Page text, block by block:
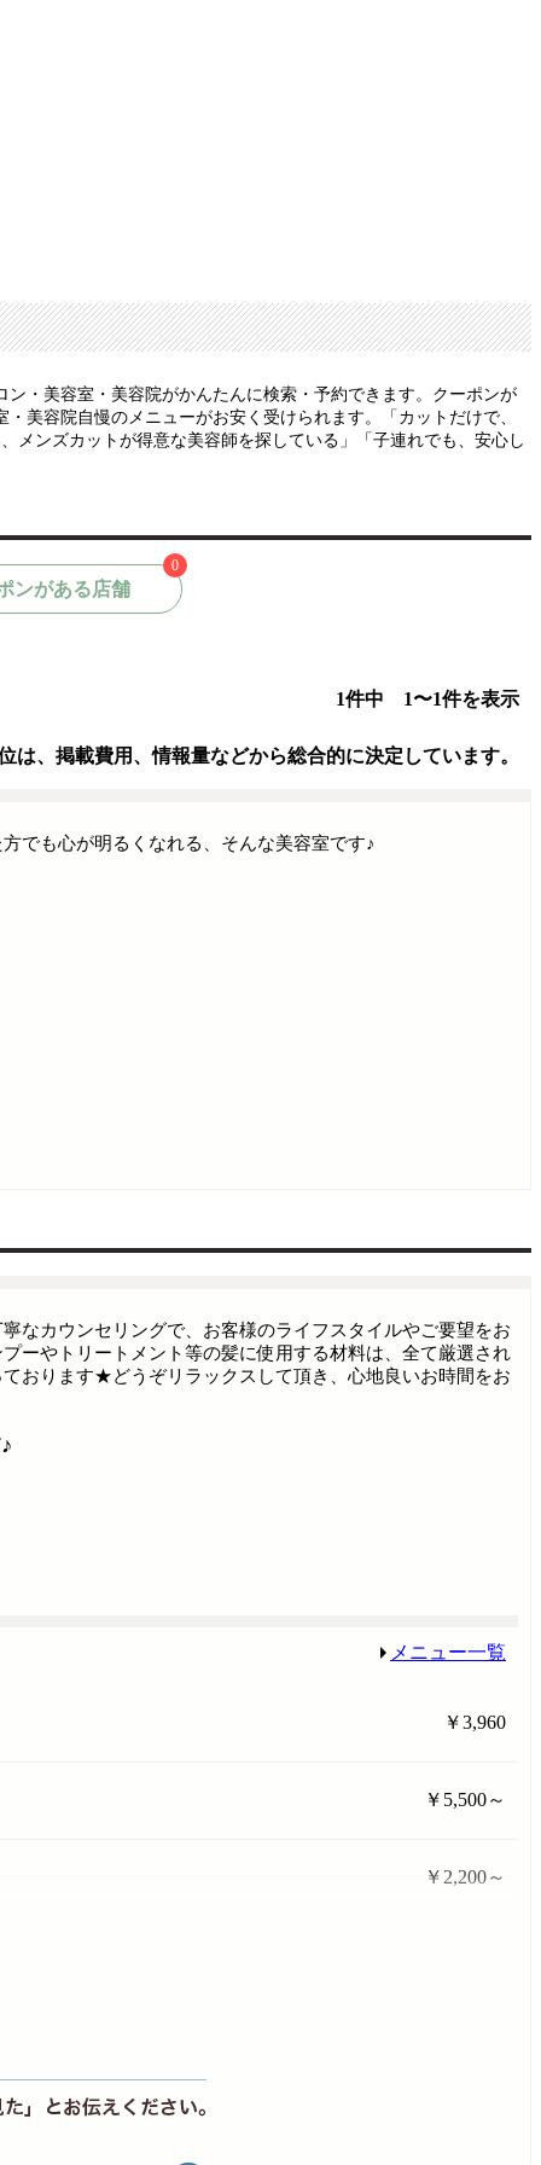
・美容室・美容院がかんたんに検索・予約できます。クーポンが
美容院自慢のメニューがお安く受けられます。「カットだけで、
メンズカットが得意な美容師を探している」「子連れでも、安心し
ンがある店舗
0
1件中 1〜1件を表示
は、掲載費用、情報量などから総合的に決定しています。
でも心が明るくなれる、そんな美容室です♪
なカウンセリングで、お客様のライフスタイルやご要望をお
ーやトリートメント等の髪に使用する材料は、全て厳選され
おります★どうぞリラックスして頂き、心地良いお時間をお
メニュー一覧
￥3,960
￥5,500～
￥2,200～